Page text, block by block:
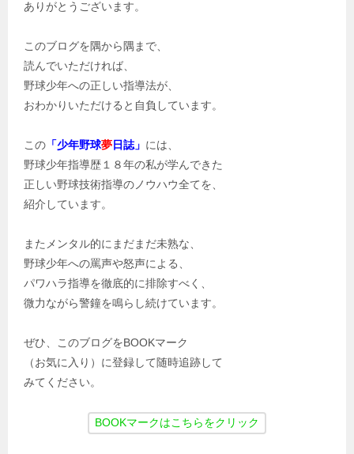
ありがとうございます。
このブログを隅から隅まで、
読んでいただければ、
野球少年への正しい指導法が、
おわかりいただけると自負しています。
この 「少年野球夢日誌」 には、
野球少年指導歴１８年の私が学んできた
正しい野球技術指導のノウハウ全てを、
紹介しています。
またメンタル的にまだまだ未熟な、
野球少年への罵声や怒声による、
パワハラ指導を徹底的に排除すべく、
微力ながら警鐘を鳴らし続けています。
ぜひ、このブログをBOOKマーク
（お気に入り）に登録して随時追跡して
みてください。